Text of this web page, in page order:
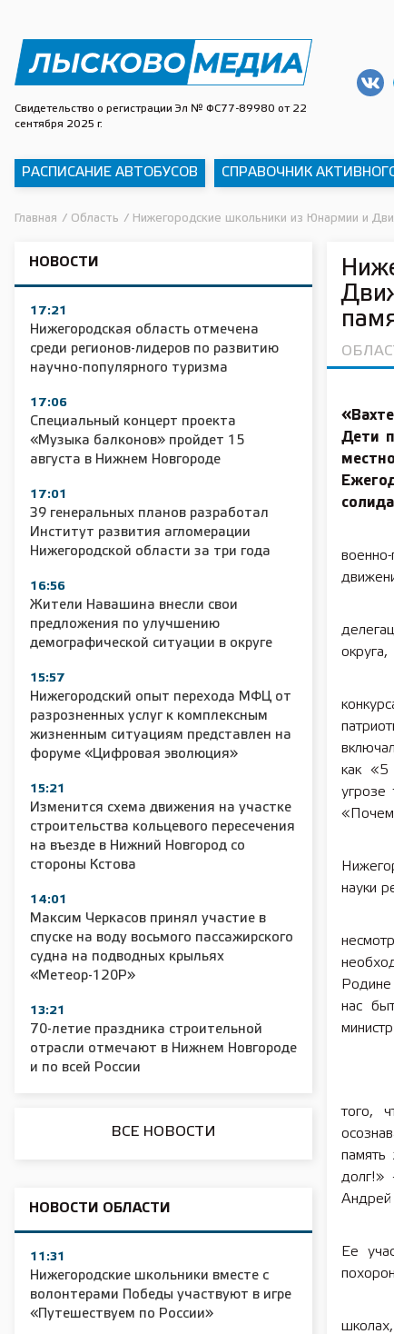
Свидетельство о регистрации Эл № ФС77-89980 от 22
сентября 2025 г.
РАСПИСАНИЕ АВТОБУСОВ СПРАВОЧНИК
Главная / Область / Нижегородские школьники из Юнармии и
НОВОСТИ
17:21
Нижегородская область отмечена
среди регионов-лидеров по развитию
научно-популярного туризма
17:06
Специальный концерт проекта
«Музыка балконов» пройдет 15
августа в Нижнем Новгороде
17:01
39 генеральных планов разработал
Институт развития агломерации
Нижегородской области за три года
16:56
Жители Навашина внесли свои
предложения по улучшению
демографической ситуации в округе
15:57
Нижегородский опыт перехода МФЦ от
разрозненных услуг к комплексным
жизненным ситуациям представлен на
форуме «Цифровая эволюция»
15:21
Изменится схема движения на участке
строительства кольцевого пересечения
на въезде в Нижний Новгород со
стороны Кстова
14:01
Максим Черкасов принял участие в
спуске на воду восьмого пассажирского
судна на подводных крыльях
«Метеор-120Р»
13:21
70-летие праздника строительной
отрасли отмечают в Нижнем Новгороде
и по всей России
ВСЕ НОВОСТИ
НОВОСТИ ОБЛАСТИ
11:31
Нижегородские школьники вместе с
волонтерами Победы участвуют в игре
«Путешествуем по России»
Дети
как «5
угрозе
науки
Родине
нас
того,
долг!»
Андрей
Ее
11 01 Сельское хозяйство 2025 2025 11 01